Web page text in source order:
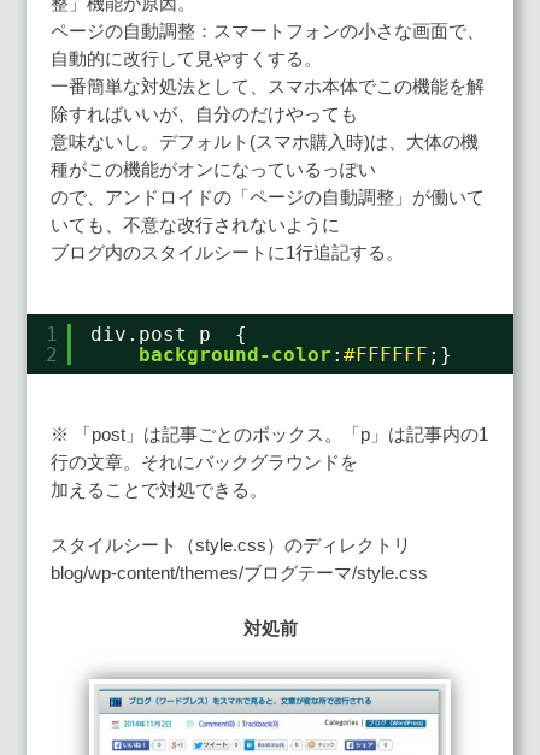
ページの自動調整：スマートフォンの小さな画面で、
自動的に改行して見やすくする。
一番簡単な対処法として、スマホ本体でこの機能を解
除すればいいが、自分のだけやっても
意味ないし。デフォルト(スマホ購入時)は、大体の機
種がこの機能がオンになっているっぽい
ので、アンドロイドの「ページの自動調整」が働いて
いても、不意な改行されないように
ブログ内のスタイルシートに1行追記する。
1
2
div.post p  {
background-color : #FFFFFF ;}
※ 「post」は記事ごとのボックス。「p」は記事内の1
行の文章。それにバックグラウンドを
加えることで対処できる。
スタイルシート（style.css）のディレクトリ
blog/wp-content/themes/ブログテーマ/style.css
対処前